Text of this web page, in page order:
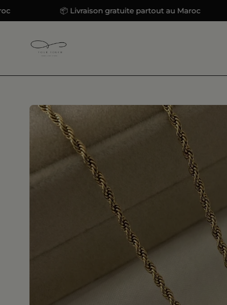
📦 Livraison gratuite partout au Maroc
Ouvrir
visionneuse